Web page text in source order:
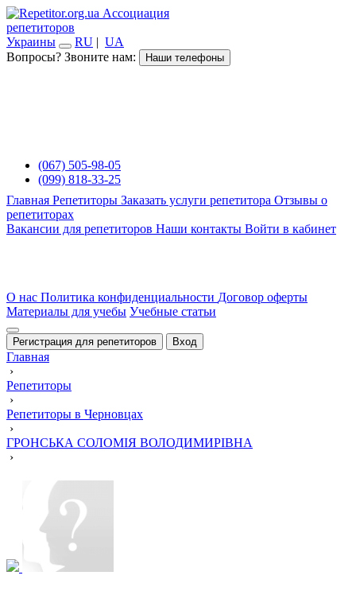
Ассоциация
репетиторов
Украины
RU | UA
Вопросы? Звоните нам:
Наши телефоны
(067) 505-98-05
(099) 818-33-25
Главная Репетиторы Заказать услуги репетитора Отзывы о
репетиторах
Вакансии для репетиторов Наши контакты Войти в кабинет
О нас Политика конфиденциальности Договор оферты
Материалы для учебы Учебные статьи
Регистрация для репетиторов Вход
Главная
›
Репетиторы
›
Репетиторы в Черновцах
›
ГРОНСЬКА СОЛОМІЯ ВОЛОДИМИРІВНА
›